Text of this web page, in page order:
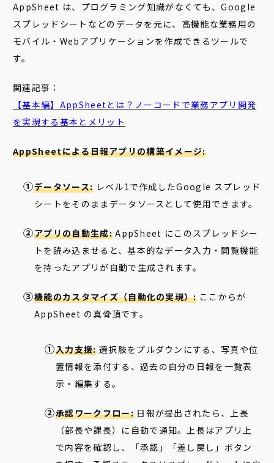
AppSheet は、プログラミング知識がなくても、Google
スプレッドシートなどのデータを元に、高機能な業務用の
モバイル・Webアプリケーションを作成できるツールで
す。
関連記事：
【基本編】AppSheetとは？ノーコードで業務アプリ開発
を実現する基本とメリット
AppSheetによる日報アプリの構築イメージ:
データソース: レベル1で作成したGoogle スプレッド
シートをそのままデータソースとして使用できます。
アプリの自動生成:AppSheet にこのスプレッドシー
トを読み込ませると、基本的なデータ入力・閲覧機能
を持ったアプリが自動で生成されます。
機能のカスタマイズ（自動化の実現）:ここからが
AppSheet の真骨頂です。
入力支援:選択肢をプルダウンにする、写真や位
置情報を添付する、過去の自分の日報を一覧表
示・編集する。
承認ワークフロー:日報が提出されたら、上長
（部長や課長）に自動で通知。上長はアプリ上
で内容を確認し、「承認」「差し戻し」ボタン